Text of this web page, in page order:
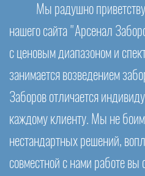
Мы радушно
нашего сайта "Арсенал
с ценовым диапазоном и
занимается возведением
Заборов отличается
каждому клиенту. Мы не
нестандартных решений,
совместной с нами работе вы